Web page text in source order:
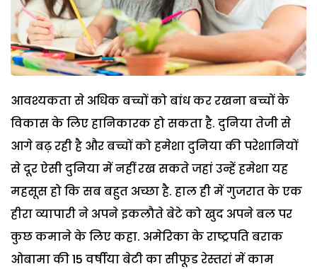
आवश्यकता से अधिक बच्चों को बांध कर रखना बच्चों के
विकास के लिए हानिकारक हो सकता है. दुनिया तेजी से
आगे बढ़ रही है और बच्चों को हमेशा दुनिया की परेशानियों
से दूर ऐसी दुनिया में नहीं रख सकते जहां उन्हें हमेशा यह
महसूस हो कि सब बहुत अच्छा है. हाल ही में गुजरात के एक
हीरा व्यापारी ने अपने इकलौते बेटे को खुद अपने बल पर
कुछ कमाने के लिए कहा. अमेरिका के राष्ट्रपति बराक
ओबामा की 15 वर्षीया बेटी का सीफूड रेस्तरां में काम